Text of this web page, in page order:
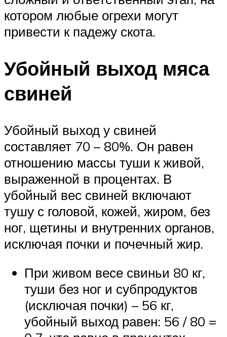
котором любые огрехи могут
привести к падежу скота.
Убойный выход мяса
свиней
Убойный выход у свиней
составляет 70 – 80%. Он равен
отношению массы туши к живой,
выраженной в процентах. В
убойный вес свиней включают
тушу с головой, кожей, жиром, без
ног, щетины и внутренних органов,
исключая почки и почечный жир.
При живом весе свиньи 80 кг,
туши без ног и субпродуктов
(исключая почки) – 56 кг,
убойный выход равен: 56 / 80 =